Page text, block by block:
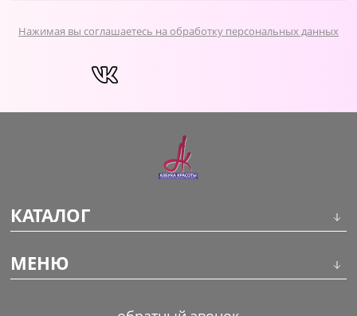
Нажимая вы соглашаетесь на обработку персональных данных
КАТАЛОГ
МЕНЮ